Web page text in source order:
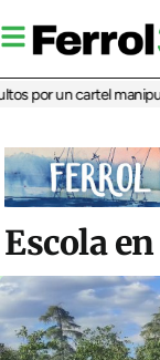
un cartel manipulado
Escola